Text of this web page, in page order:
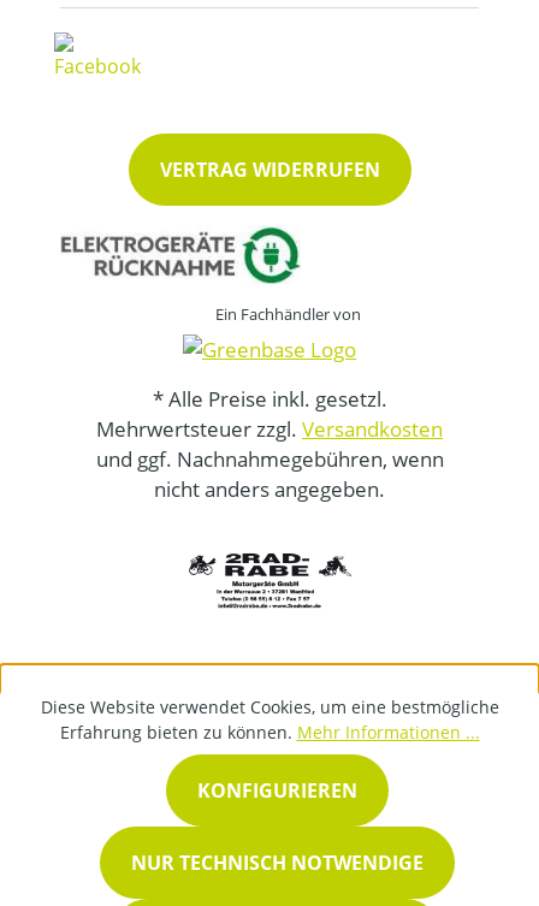
VERTRAG WIDERRUFEN
Ein Fachhändler von
* Alle Preise inkl. gesetzl.
Mehrwertsteuer zzgl. Versandkosten
und ggf. Nachnahmegebühren, wenn
nicht anders angegeben.
Diese Website verwendet Cookies, um eine bestmögliche
Erfahrung bieten zu können. Mehr Informationen ...
NUR TECHNISCH NOTWENDIGE
KONFIGURIEREN